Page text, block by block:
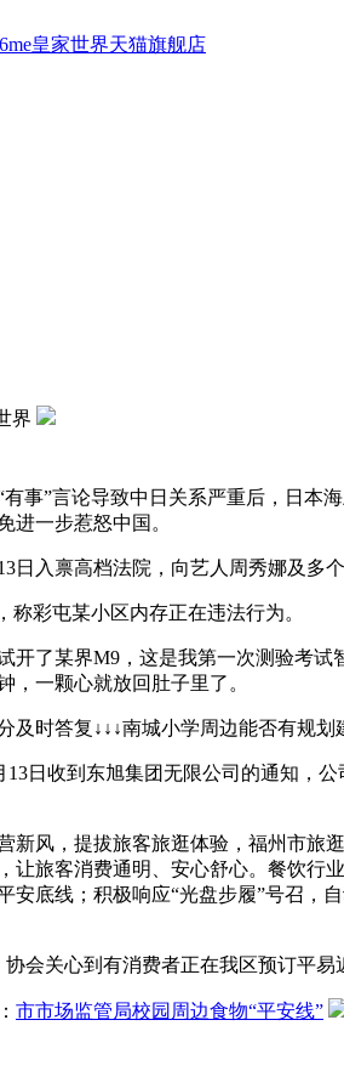
皇家世界天猫旗舰店
界
”言论导致中日关系严重后，日本
进一步惹怒中国。
入禀高档法院，向艺人周秀娜及多个
彩屯某小区内存正在违法行为。
某界M9，这是我第一次测验考试
一颗心就放回肚子里了。
答复↓↓↓南城小学周边能否有规划
日收到东旭集团无限公司的通知，
，提拔旅客旅逛体验，福州市旅
旅客消费通明、安心舒心。餐饮行
底线；积极响应“光盘步履”号召
关心到有消费者正在我区预订平易
市市场监管局校园周边食物“平安线”